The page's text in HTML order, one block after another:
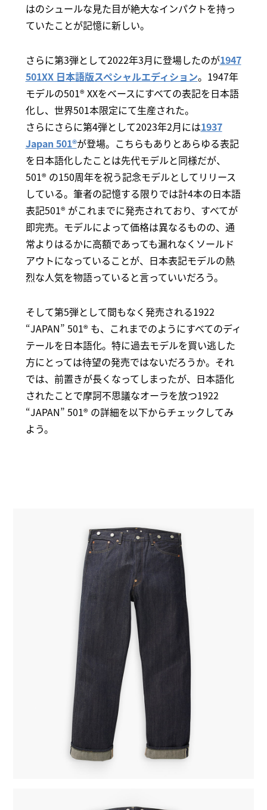
はのシュールな見た目が絶大なインパクトを持っ
ていたことが記憶に新しい。
さらに第3弾として2022年3月に登場したのが1947
501XX 日本語版スペシャルエディション。1947年
モデルの501® XXをベースにすべての表記を日本語
化し、世界501本限定にて生産された。
さらにさらに第4弾として2023年2月には1937
Japan 501®が登場。こちらもありとあらゆる表記
を日本語化したことは先代モデルと同様だが、
501® の150周年を祝う記念モデルとしてリリース
している。筆者の記憶する限りでは計4本の日本語
表記501® がこれまでに発売されており、すべてが
即完売。モデルによって価格は異なるものの、通
常よりはるかに高額であっても漏れなくソールド
アウトになっていることが、日本表記モデルの熱
烈な人気を物語っていると言っていいだろう。
そして第5弾として間もなく発売される1922
“JAPAN” 501® も、これまでのようにすべてのディ
テールを日本語化。特に過去モデルを買い逃した
方にとっては待望の発売ではないだろうか。それ
では、前置きが長くなってしまったが、日本語化
されたことで摩訶不思議なオーラを放つ1922
“JAPAN” 501® の詳細を以下からチェックしてみ
よう。